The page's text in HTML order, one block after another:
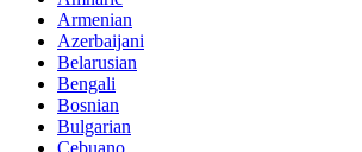
Armenian
Azerbaijani
Belarusian
Bengali
Bosnian
Bulgarian